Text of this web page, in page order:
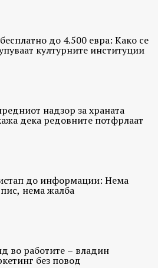
до 4.500 евра: Како се
културните институции
надзор за храната
дека редовните потфрлаат
до информации: Нема
нема жалба
во работите – владин
без повод